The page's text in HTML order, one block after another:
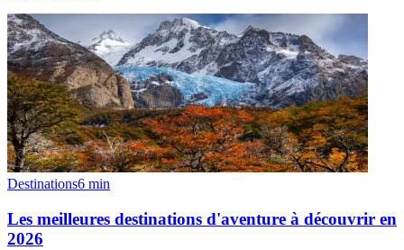
Destinations6 min
Les meilleures destinations d'aventure à découvrir en
2026